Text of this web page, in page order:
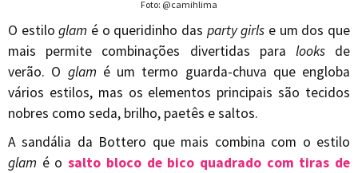
Foto: @camihlima
O estiloglam é o queridinho das party girls e um dos que
mais permite combinações divertidas para looksde
verão. O glam é um termo guarda-chuva que engloba
vários estilos, mas os elementos principais são tecidos
nobres como seda, brilho, paetês e saltos.
A sandália da Bottero que mais combina com o estilo
glam é osalto bloco de bico quadrado com tiras de